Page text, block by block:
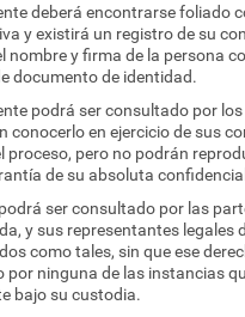
deberá encontrarse foliado
y existirá un registro de su
nombre y firma de la persona
documento de identidad.
podrá ser consultado por
conocerlo en ejercicio de sus
proceso, pero no podrán
de su absoluta
ser consultado por las
y sus representantes legales
como tales, sin que ese
por ninguna de las instancias
bajo su custodia.